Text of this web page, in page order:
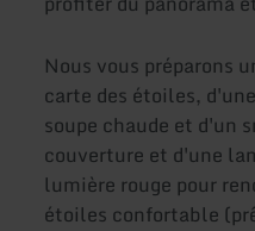
Nous vous préparons
carte des étoiles,
soupe chaude et d'un
couverture et d'une
lumière rouge pour
étoiles confortable